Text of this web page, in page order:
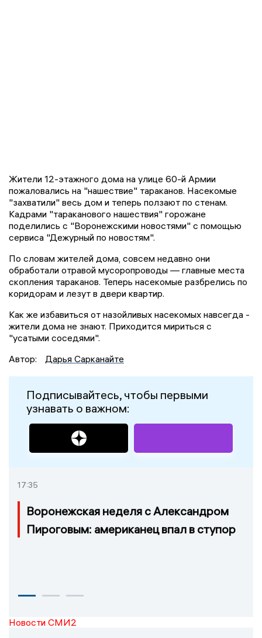
Жители 12-этажного дома на улице 60-й Армии
пожаловались на "нашествие" тараканов. Насекомые
"захватили" весь дом и теперь ползают по стенам.
Кадрами "тараканового нашествия" горожане
поделились с "Воронежскими новостями" с помощью
сервиса "Дежурный по новостям".
По словам жителей дома, совсем недавно они
обработали отравой мусоропроводы — главные места
скопления тараканов. Теперь насекомые разбрелись по
коридорам и лезут в двери квартир.
Как же избавиться от назойливых насекомых навсегда -
жители дома не знают. Приходится мириться с
"усатыми соседями".
Автор:
Дарья Сарканайте
Подписывайтесь, чтобы первыми
узнавать о важном:
17:35
Воронежская неделя с Александром
Пироговым: американец впал в ступор
Новости СМИ2